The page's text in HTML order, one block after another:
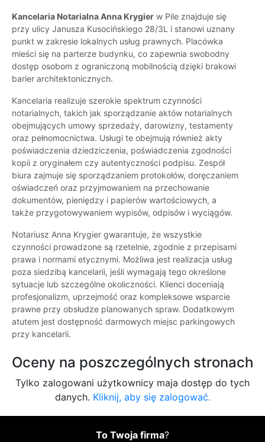
Kancelaria Notarialna Anna Krygier w Pile znajduje się
przy ulicy Janusza Kusocińskiego 28/3L i stanowi uznany
punkt w zakresie lokalnych usług prawnych. Placówka
mieści się na parterze budynku, co zapewnia swobodny
dostęp osobom z ograniczoną mobilnością dzięki brakowi
barier architektonicznych.
Kancelaria realizuje szerokie spektrum czynności
notarialnych, takich jak sporządzanie aktów notarialnych
obejmujących umowy sprzedaży, darowizny, testamenty
oraz pełnomocnictwa. Usługi te obejmują również akty
poświadczenia dziedziczenia, poświadczenia zgodności
kopii z oryginałem czy autentyczności podpisu. Zespół
biura zajmuje się sporządzaniem protokołów, doręczaniem
oświadczeń oraz przyjmowaniem na przechowanie
dokumentów, pieniędzy i papierów wartościowych, a
także przygotowywaniem wypisów, odpisów i wyciągów.
Notariusz Anna Krygier gwarantuje, że wszystkie
czynności prowadzone są rzetelnie, zgodnie z przepisami
prawa i normami etycznymi. Możliwa jest realizacja usług
poza siedzibą kancelarii, jeśli wymagają tego określone
sytuacje lub szczególne okoliczności. Klienci doceniają
profesjonalizm, uprzejmość oraz kompleksowe wsparcie
prawne przy obsłudze planowanych spraw. Dodatkowym
atutem jest dostępność darmowych miejsc parkingowych
przy kancelarii.
Oceny na poszczególnych stronach
Tylko zalogowani użytkownicy maja dostęp do tych
danych. Kliknij, aby się zalogować.
To Twoja firma?